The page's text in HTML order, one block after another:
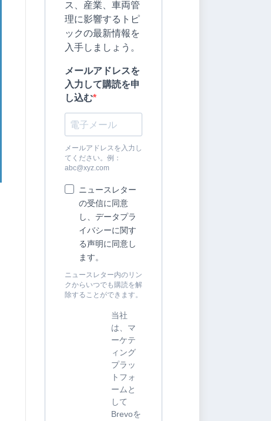
ス、産業、車両管
理に影響するトピ
ックの最新情報を
入手しましょう。
メールアドレスを
入力して購読を申
し込む
メールアドレスを入力し
てください。例：
abc@xyz.com
ニュースレター
の受信に同意
し、データプラ
イバシーに関す
る声明に同意し
ます。
ニュースレター内のリン
クからいつでも購読を解
除することができます。
当社
は、マ
ーケテ
ィング
プラッ
トフォ
ームと
して
Brevoを